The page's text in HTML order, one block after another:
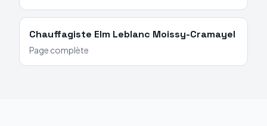
Chauffagiste Elm Leblanc Moissy-Cramayel
Page complète